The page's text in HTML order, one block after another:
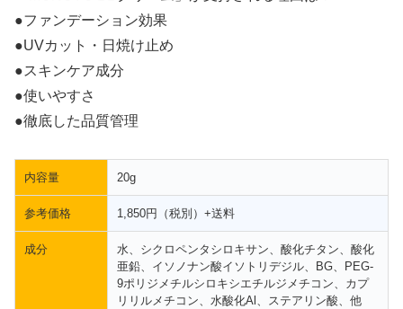
●ファンデーション効果
●UVカット・日焼け止め
●スキンケア成分
●使いやすさ
●徹底した品質管理
内容量 20g
参考価格 1,850円（税別）+送料
成分
水、シクロペンタシロキサン、酸化チタン、酸化
亜鉛、イソノナン酸イソトリデジル、BG、PEG-
9ポリジメチルシロキシエチルジメチコン、カプ
リリルメチコン、水酸化Al、ステアリン酸、他